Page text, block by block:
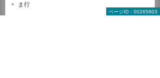
ページID：00265803
ま行